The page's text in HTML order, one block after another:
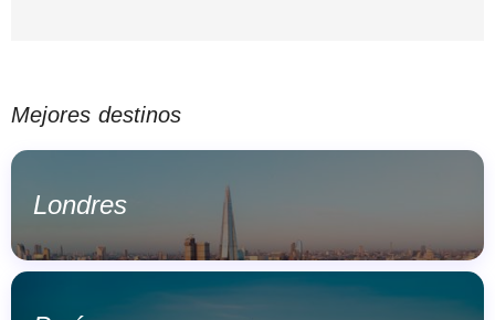
Mejores destinos
Londres